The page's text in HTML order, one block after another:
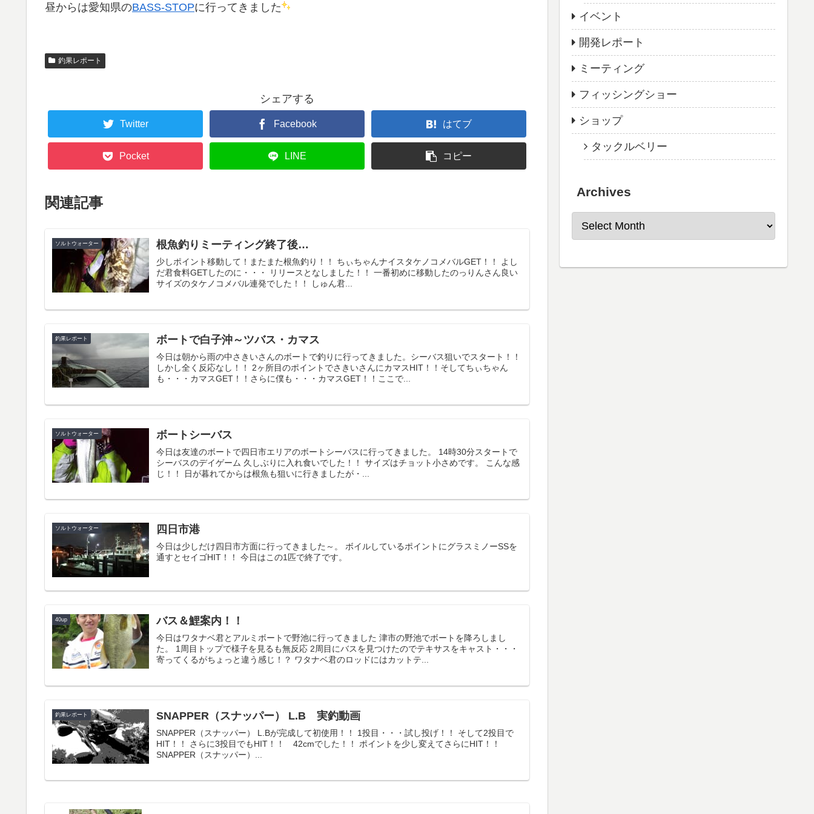
昼からは愛知県のBASS-STOPに行ってきました
釣果レポート
シェアする
Twitter Facebook はてブ
Pocket LINE コピー
関連記事
ソルトウォーター 根魚釣りミーティング終了後…
少しポイント移動して！またまた根魚釣り！！ ちぃちゃんナイスタケノコメバルGET！！ よし
だ君食料GETしたのに・・・ リリースとなしました！！ 一番初めに移動したのっりんさん良い
サイズのタケノコメバル連発でした！！ しゅん君...
釣果レポート ボートで白子沖～ツバス・カマス
今日は朝から雨の中さきいさんのボートで釣りに行ってきました。シーバス狙いでスタート！！
しかし全く反応なし！！ 2ヶ所目のポイントでさきいさんにカマスHIT！！そしてちぃちゃん
も・・・カマスGET！！さらに僕も・・・カマスGET！！ここで...
ソルトウォーター ボートシーバス
今日は友達のボートで四日市エリアのボートシーバスに行ってきました。 14時30分スタートで
シーバスのデイゲーム 久しぶりに入れ食いでした！！ サイズはチョット小さめです。 こんな感
じ！！ 日が暮れてからは根魚も狙いに行きましたが・...
ソルトウォーター 四日市港
今日は少しだけ四日市方面に行ってきました～。 ボイルしているポイントにグラスミノーSSを
通すとセイゴHIT！！ 今日はこの1匹で終了です。
40up バス＆鯉案内！！
今日はワタナベ君とアルミボートで野池に行ってきました 津市の野池でボートを降ろしまし
た。 1周目トップで様子を見るも無反応 2周目にバスを見つけたのでテキサスをキャスト・・・
寄ってくるがちょっと違う感じ！？ ワタナベ君のロッドにはカットテ...
釣果レポート SNAPPER（スナッパー） L.B 実釣動画
SNAPPER（スナッパー） L.Bが完成して初使用！！ 1投目・・・試し投げ！！ そして2投目で
HIT！！ さらに3投目でもHIT！！ 42cmでした！！ ポイントを少し変えてさらにHIT！！
SNAPPER（スナッパー）...
イベント
開発レポート
ミーティング
フィッシングショー
ショップ
タックルベリー
Archives